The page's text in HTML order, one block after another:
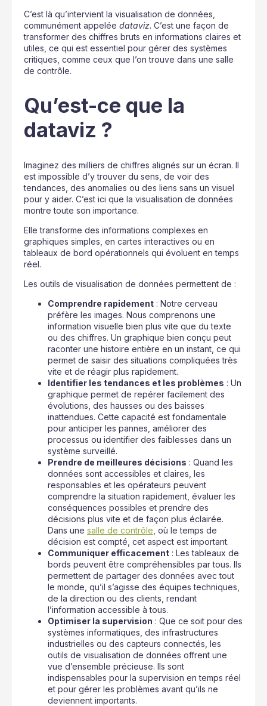
C’est là qu’intervient la visualisation de données,
communément appelée dataviz. C’est une façon de
transformer des chiffres bruts en informations claires et
utiles, ce qui est essentiel pour gérer des systèmes
critiques, comme ceux que l’on trouve dans une salle
de contrôle.
Qu’est-ce que la
dataviz ?
Imaginez des milliers de chiffres alignés sur un écran. Il
est impossible d’y trouver du sens, de voir des
tendances, des anomalies ou des liens sans un visuel
pour y aider. C’est ici que la visualisation de données
montre toute son importance.
Elle transforme des informations complexes en
graphiques simples, en cartes interactives ou en
tableaux de bord opérationnels qui évoluent en temps
réel.
Les outils de visualisation de données permettent de :
Comprendre rapidement : Notre cerveau
préfère les images. Nous comprenons une
information visuelle bien plus vite que du texte
ou des chiffres. Un graphique bien conçu peut
raconter une histoire entière en un instant, ce qui
permet de saisir des situations compliquées très
vite et de réagir plus rapidement.
Identifier les tendances et les problèmes : Un
graphique permet de repérer facilement des
évolutions, des hausses ou des baisses
inattendues. Cette capacité est fondamentale
pour anticiper les pannes, améliorer des
processus ou identifier des faiblesses dans un
système surveillé.
Prendre de meilleures décisions : Quand les
données sont accessibles et claires, les
responsables et les opérateurs peuvent
comprendre la situation rapidement, évaluer les
conséquences possibles et prendre des
décisions plus vite et de façon plus éclairée.
Dans une salle de contrôle , où le temps de
décision est compté, cet aspect est important.
Communiquer efficacement : Les tableaux de
bords peuvent être compréhensibles par tous. Ils
permettent de partager des données avec tout
le monde, qu’il s’agisse des équipes techniques,
de la direction ou des clients, rendant
l’information accessible à tous.
Optimiser la supervision : Que ce soit pour des
systèmes informatiques, des infrastructures
industrielles ou des capteurs connectés, les
outils de visualisation de données offrent une
vue d’ensemble précieuse. Ils sont
indispensables pour la supervision en temps réel
et pour gérer les problèmes avant qu’ils ne
deviennent importants.